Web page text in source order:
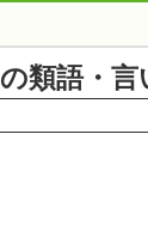
類語・言